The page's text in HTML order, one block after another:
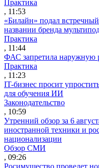
Практика
, 11:53
«Билайн» подал
названии бренда
Практика
, 11:44
ФАС запретила наружную
Практика
, 11:23
IT-бизнес просит
для обучения ИИ
Законодательство
, 10:59
Утренний обзор за 6
иностранной техники и
национализации
Обзор СМИ
, 09:26
Росимущество проведет